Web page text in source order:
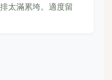
太滿累垮。適度留